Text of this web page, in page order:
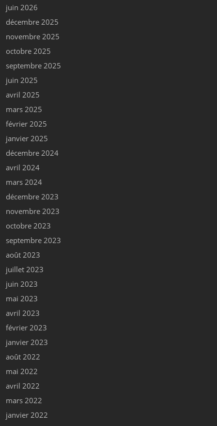
juin 2026
décembre 2025
novembre 2025
octobre 2025
septembre 2025
juin 2025
avril 2025
mars 2025
février 2025
janvier 2025
décembre 2024
avril 2024
mars 2024
décembre 2023
novembre 2023
octobre 2023
septembre 2023
août 2023
juillet 2023
juin 2023
mai 2023
avril 2023
février 2023
janvier 2023
août 2022
mai 2022
avril 2022
mars 2022
janvier 2022